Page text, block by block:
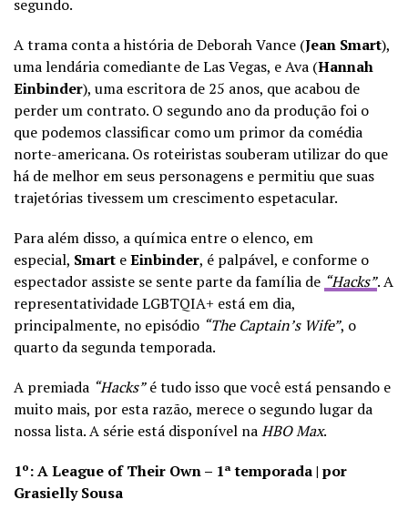
segundo.
A trama conta a história de Deborah Vance (Jean Smart),
uma lendária comediante de Las Vegas, e Ava (Hannah
Einbinder), uma escritora de 25 anos, que acabou de
perder um contrato. O segundo ano da produção foi o
que podemos classificar como um primor da comédia
norte-americana. Os roteiristas souberam utilizar do que
há de melhor em seus personagens e permitiu que suas
trajetórias tivessem um crescimento espetacular.
Para além disso, a química entre o elenco, em
especial, Smart eEinbinder, é palpável, e conforme o
espectador assiste se sente parte da família de “Hacks”. A
representatividade LGBTQIA+ está em dia,
principalmente, no episódio “The Captain’s Wife”, o
quarto da segunda temporada.
A premiada “Hacks”é tudo isso que você está pensando e
muito mais, por esta razão, merece o segundo lugar da
nossa lista. A série está disponível naHBO Max.
1º: A League of Their Own – 1ª temporada | por
Grasielly Sousa